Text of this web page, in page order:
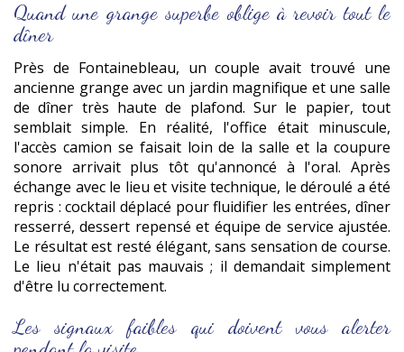
Quand une grange superbe oblige à revoir tout le
dîner
Près de Fontainebleau, un couple avait trouvé une
ancienne grange avec un jardin magnifique et une salle
de dîner très haute de plafond. Sur le papier, tout
semblait simple. En réalité, l'office était minuscule,
l'accès camion se faisait loin de la salle et la coupure
sonore arrivait plus tôt qu'annoncé à l'oral. Après
échange avec le lieu et visite technique, le déroulé a été
repris : cocktail déplacé pour fluidifier les entrées, dîner
resserré, dessert repensé et équipe de service ajustée.
Le résultat est resté élégant, sans sensation de course.
Le lieu n'était pas mauvais ; il demandait simplement
d'être lu correctement.
Les signaux faibles qui doivent vous alerter